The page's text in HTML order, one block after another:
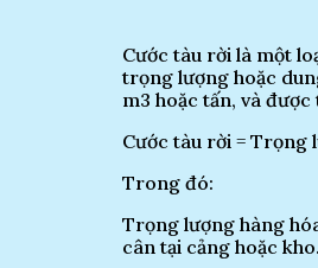
Cước tàu rời là một
trọng lượng hoặc
m3 hoặc tấn, và
Cước tàu rời =
Trong đó:
Trọng lượng hàng
cân tại cảng hoặc kho.